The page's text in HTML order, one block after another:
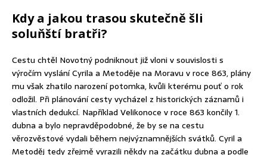
Kdy a jakou trasou skutečně šli
soluňští bratři?
Cestu chtěl Novotný podniknout již vloni v souvislosti s
výročím vyslání Cyrila a Metoděje na Moravu v roce 863, plány
mu však zhatilo narození potomka, kvůli kterému pouť o rok
odložil. Při plánování cesty vycházel z historických záznamů i
vlastních dedukcí. Například Velikonoce v roce 863 končily 1.
dubna a bylo nepravděpodobné, že by se na cestu
věrozvěstové vydali během nejvýznamnějších svátků. Cyril a
Metoděj tedy zřejmě vyrazili někdy na začátku dubna a podle